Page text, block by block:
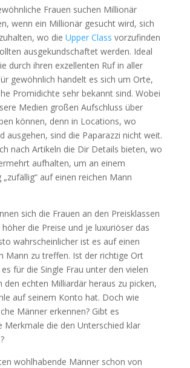
wenn ein Millionär gesucht wird, sich
wo die Upper Class vorzufinden
ausgekundschaftet werden. Ideal
durch ihren exzellenten Ruf in aller
gewöhnlich handelt es sich um Orte,
Promidichte sehr bekannt sind. Wobei
Medien großen Aufschluss über
können, denn in Locations, wo
ausgehen, sind die Paparazzi nicht weit.
nach Artikeln die Dir Details bieten, wo
aufhalten, um an einem
auf einen reichen Mann
sich die Frauen an den Preisklassen
höher die Preise und je luxuriöser das
wahrscheinlicher ist es auf einen
Mann zu treffen. Ist der richtige Ort
für die Single Frau unter den vielen
den echten Milliardär heraus zu picken,
auf seinem Konto hat. Doch wie
Männer erkennen? Gibt es
Merkmale die den Unterschied klar
wohlhabende Männer schon von